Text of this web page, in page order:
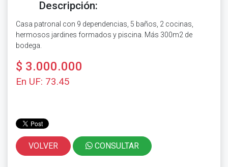
Descripción:
Casa patronal con 9 dependencias, 5 baños, 2 cocinas,
hermosos jardines formados y piscina. Más 300m2 de
bodega.
$ 3.000.000
En UF: 73.45
VOLVER CONSULTAR